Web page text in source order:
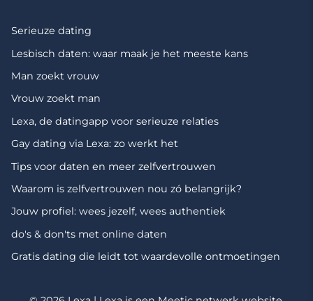
Serieuze dating
Lesbisch daten: waar maak je het meeste kans
Man zoekt vrouw
Vrouw zoekt man
Lexa, de datingapp voor serieuze relaties
Gay dating via Lexa: zo werkt het
Tips voor daten en meer zelfvertrouwen
Waarom is zelfvertrouwen nou zó belangrijk?
Jouw profiel: wees jezelf, wees authentiek
do's & don'ts met online daten
Gratis dating die leidt tot waardevolle ontmoetingen